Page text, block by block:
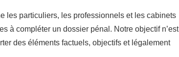
les particuliers, les professionnels et les cabinets
à compléter un dossier pénal. Notre objectif n’est
des éléments factuels, objectifs et légalement